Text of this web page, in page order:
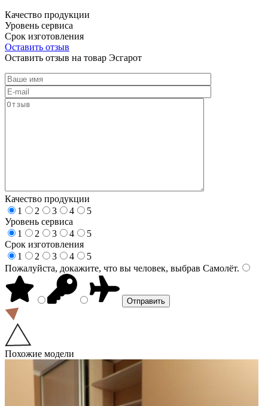
Качество продукции
Уровень сервиса
Срок изготовления
Оставить отзыв
Оставить отзыв на товар Эсгарот
Качество продукции
1
2 3 4
5
Уровень сервиса
1
2 3 4
5
Срок изготовления
1
2 3 4
5
Пожалуйста, докажите, что вы человек, выбрав Самолёт.
Похожие модели